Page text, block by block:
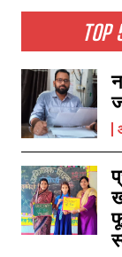
CRIME
SPORTS
TECH
TOURISM
SAHITYA
TOP